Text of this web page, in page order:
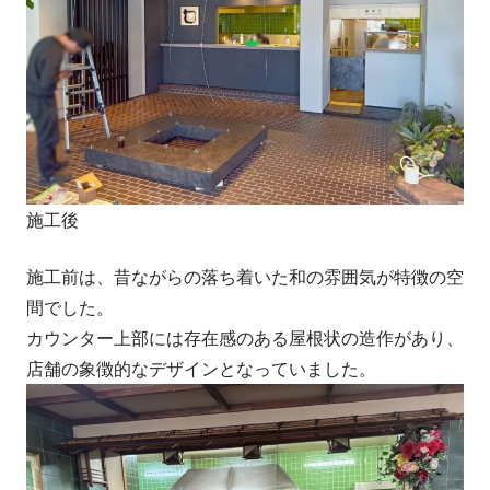
施工後
施工前は、昔ながらの落ち着いた和の雰囲気が特徴の空
間でした。
カウンター上部には存在感のある屋根状の造作があり、
店舗の象徴的なデザインとなっていました。